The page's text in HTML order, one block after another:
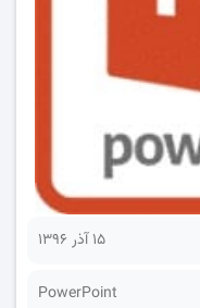
۱۵ آذر ۱۳۹۶
PowerPoint